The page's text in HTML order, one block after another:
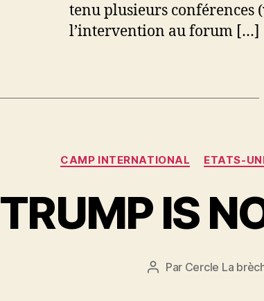
tenu plusieurs conférences
l’intervention au forum […]
CAMP INTERNATIONAL ETATS-
TRUMP IS
Auteur
Par Cercle La